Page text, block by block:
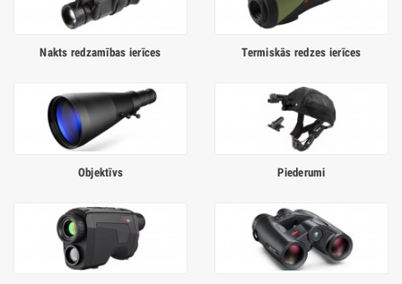
Nakts redzamības ierīces Termiskās redzes ierīces
Objektīvs Piederumi